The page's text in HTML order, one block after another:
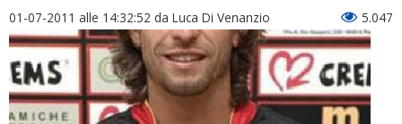
01-07-2011 alle 14:32:52 da Luca Di Venanzio 5.047